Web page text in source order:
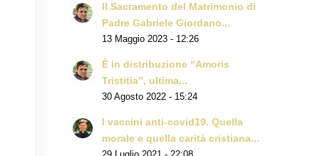
Il Sacramento del Matrimonio di
Padre Gabriele Giordano...
13 Maggio 2023 - 12:26
È in distribuzione “Amoris
Tristitia”, ultima...
30 Agosto 2022 - 15:24
I vaccini anti-covid19. Quella
morale e quella carità cristiana...